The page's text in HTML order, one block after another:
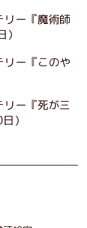
ー『魔術師
ー『このや
ー『死が三
）